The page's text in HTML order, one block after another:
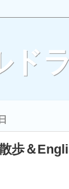
ド
歩＆